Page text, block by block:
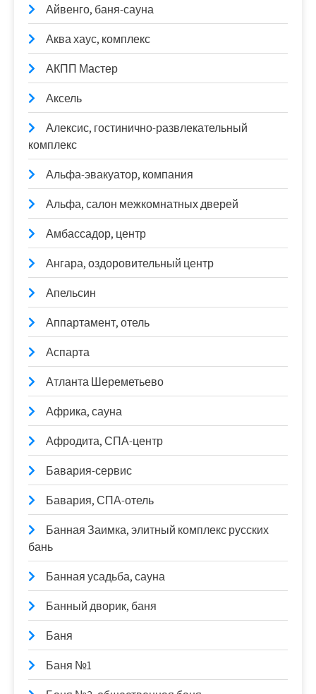
Айвенго, баня-сауна
Аква хаус, комплекс
АКПП Мастер
Аксель
Алексис, гостинично-развлекательный
комплекс
Альфа-эвакуатор, компания
Альфа, салон межкомнатных дверей
Амбассадор, центр
Ангара, оздоровительный центр
Апельсин
Аппартамент, отель
Аспарта
Атланта Шереметьево
Африка, сауна
Афродита, СПА-центр
Бавария-сервис
Бавария, СПА-отель
Банная Заимка, элитный комплекс русских
бань
Банная усадьба, сауна
Банный дворик, баня
Баня
Баня №1